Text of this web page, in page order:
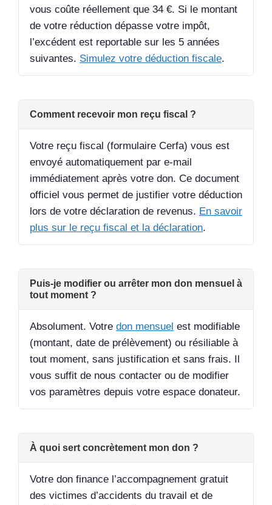
vous coûte réellement que 34 €. Si le montant
de votre réduction dépasse votre impôt,
l’excédent est reportable sur les 5 années
suivantes. Simulez votre déduction fiscale.
Comment recevoir mon reçu fiscal ?
Votre reçu fiscal (formulaire Cerfa) vous est
envoyé automatiquement par e-mail
immédiatement après votre don. Ce document
officiel vous permet de justifier votre déduction
lors de votre déclaration de revenus. En savoir
plus sur le reçu fiscal et la déclaration.
Puis-je modifier ou arrêter mon don mensuel à
tout moment ?
Absolument. Votre don mensuel est modifiable
(montant, date de prélèvement) ou résiliable à
tout moment, sans justification et sans frais. Il
vous suffit de nous contacter ou de modifier
vos paramètres depuis votre espace donateur.
À quoi sert concrètement mon don ?
Votre don finance l’accompagnement gratuit
des victimes d’accidents du travail et de